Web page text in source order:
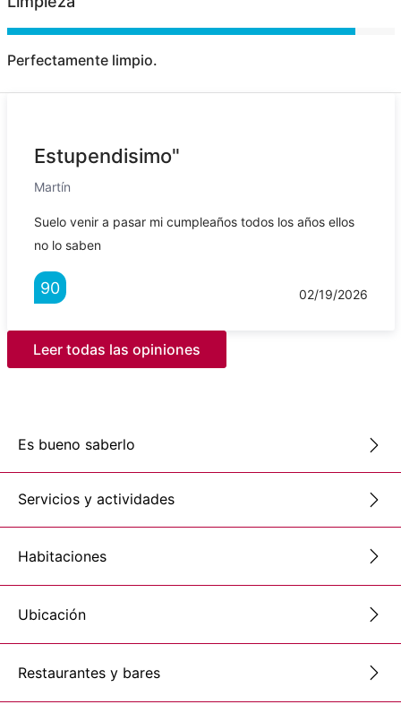
Perfectamente limpio.
Estupendisimo"
Martín
Suelo venir a pasar mi cumpleaños todos los años ellos
no lo saben
90 02/19/2026
Leer todas las opiniones
Es bueno saberlo
Servicios y actividades
Habitaciones
Ubicación
Restaurantes y bares